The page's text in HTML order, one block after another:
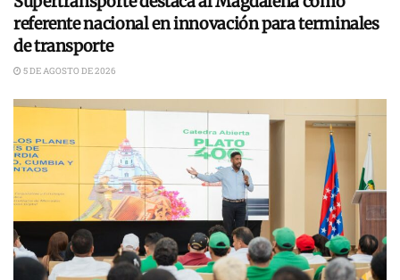
referente nacional en innovación para terminales
de transporte
5 DE AGOSTO DE 2026